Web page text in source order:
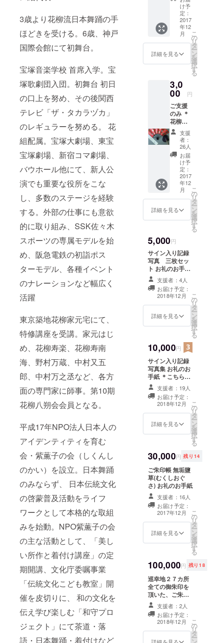
3歳より花柳流日本舞踊の手
ほどきを受ける。6歳、神戸
国際会館にて初舞台。
宝塚音楽学校 首席入学。宝
塚歌劇団入団。初舞台 初日
の口上を努め、その後関西
テレビ「ザ・タカラヅカ」
のレギュラーを努める。 花
組配属。宝塚大劇場、東宝
宝塚劇場、新宿コマ劇場、
バウホール他にて、新人公
演でも重要な役所をこな
し、多数のステージを経験
する。外部の仕事にも意欲
的に取り組み、SSK佐々木
スポーツの専属モデルを始
め、阪急電鉄の初詣ポス
ターモデル、各種イベント
のナレーションなど幅広く
活躍
東京築地花柳家元宅にて、
特修講座を受講。家元はじ
め、花柳寿楽、花柳寿南
海、野村万蔵、中村又五
郎、中村万之丞など、各方
面の専門家に師事。第10期
花柳八朔会会員となる。
平成17年NPO法人日本人の
アイデンティティを育む
会・紫薫子の会（しくんし
のかい）を設立。日本舞踊
のみならず、 日本伝統文化
の啓蒙普及活動をライフ
ワークとして本格的な取組
みを始動。NPO紫薫子の会
の主な活動として、「美し
い所作と着付け講座」の定
期開講、文化庁委嘱事業
「伝統文化こども教室」開
催を皮切りに、 和の文化を
伝え学び楽しむ「和守プロ
ジェクト」にて茶道・落
語・日本舞踊・着付けなど
しさに
倭姫様
が二度
振り
返って
ご覧に
成った
という
謂れの
見ケ
浦。こ
の無垢
鹽草に
て潔斎
する
と、そ
の二
見ヶ浦
で禊を
した事
と同じ
意味を
持ちま
す。
お風呂
に入れ
を浄め
ること
ができ
ます。
おそら
く、長
唄の
「伊勢
参宮」
に読み
込まれ
「藻塩
草(もし
おぐ
さ)」
が、こ
れに当
たると
思われ
ます。
長唄
「伊勢
参宮」
より抜
き渚
の 玉
くし
げ
二見が
浦のう
らうら
と 富
士に朝
日の紅
模様
蒔絵
の松
ざゞん
ざあ
波の
鼓も音
添え
ヤンシ
ヤンシ
ヤン
と
注連縄
け予
定：
2017
年12
月
詳細を見る
こ
の
リ
タ
ー
ン
を
選
択
す
る
3,0
00 円
ご支援
のみ ＊
花柳廸
薫より
お礼の
お手紙
をお送
りさせ
て頂き
ます。
支援
者：
26人
お届
け予
定：
2017
年12
月
詳細を見る
こ
の
リ
タ
ー
ン
を
選
択
す
る
5,000円
サイン入り記録
写真 三枚セッ
ト お礼のお手紙
＊こちらの商品
はプロジェクト
が完了した後、
お送りさせて頂
きます。
支援者：4人
お届け予定：
2018年12月
詳細を見る
こ
の
リ
タ
ー
ン
を
選
択
す
る
10,000円
サイン入り記録
写真集 お礼のお
手紙 ＊こちらの
商品はプロジェ
クトが完了した
後、お送りさせ
て頂きます。
支援者：19人
お届け予定：
2018年12月
詳細を見る
こ
の
リ
タ
ー
ン
を
選
択
す
る
30,000円 残り14
ご朱印帳 無垢鹽
草(むくしおぐ
さ) お礼のお手紙
支援者：16人
お届け予定：
2017年12月
詳細を見る
こ
の
リ
タ
ー
ン
を
選
択
す
る
100,000円 残り18
巡幸地２７カ所
全ての御朱印を
頂いた、ご朱印
帳 無垢鹽草(むく
しおぐさ) お礼の
お手紙 ＊こちら
の商品はプロ
ジェクトが完了
支援者：2人
お届け予定：
2018年12月
詳細を見る
こ
の
リ
タ
ー